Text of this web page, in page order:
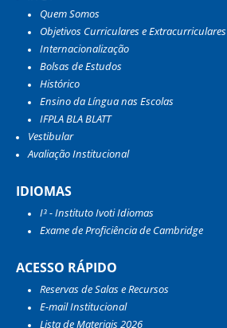
Quem Somos
Objetivos Curriculares e Extracurriculares
Internacionalização
Bolsas de Estudos
Histórico
Ensino da Língua nas Escolas
IFPLA BLA BLATT
Vestibular
Avaliação Institucional
IDIOMAS
I³ - Instituto Ivoti Idiomas
Exame de Proficiência de Cambridge
ACESSO RÁPIDO
Reservas de Salas e Recursos
E-mail Institucional
Lista de Materiais 2026